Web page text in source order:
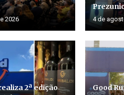
2026 4 de
2ª edição
Good